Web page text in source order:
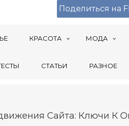
КРАСОТА МОДА
СТАТЬИ РАЗНОЕ
Сайта: Ключи К
Поделиться на